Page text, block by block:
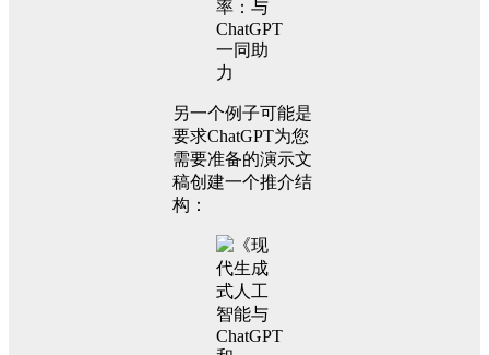
另一个例子可能是
要求ChatGPT为您
需要准备的演示文
稿创建一个推介结
构：